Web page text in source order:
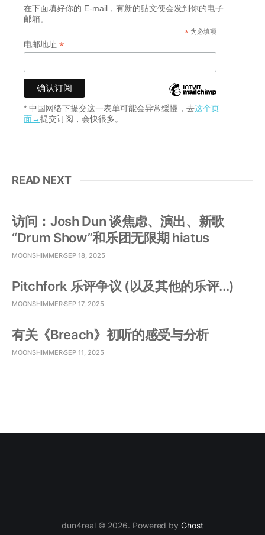
在下面填好你的 E-mail，有新的贴文便会发到你的电子
邮箱。
* 为必填项
电邮地址 *
* 中国网络下提交这一表单可能会异常缓慢，去这个页
面→提交订阅，会快很多。
READ NEXT
访问：Josh Dun 谈焦虑、演出、新歌
“Drum Show”和乐团无限期 hiatus
MOONSHIMMERSEP 18, 2025
Pitchfork 乐评争议 (以及其他的乐评...)
MOONSHIMMERSEP 17, 2025
有关《Breach》初听的感受与分析
MOONSHIMMERSEP 11, 2025
dun4real © 2026. Powered byGhost